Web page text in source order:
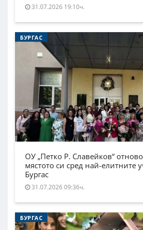
31.07.2026 19:10ч.
БУРГАС
ОУ „Петко Р. Славейков“
мястото си сред най-елитните
Бургас
31.07.2026 09:36ч.
БУРГАС